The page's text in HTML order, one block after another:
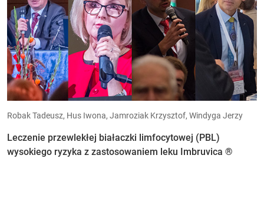
Robak Tadeusz, Hus Iwona, Jamroziak Krzysztof, Windyga Jerzy
Leczenie przewlekłej białaczki limfocytowej (PBL)
wysokiego ryzyka z zastosowaniem leku Imbruvica ®